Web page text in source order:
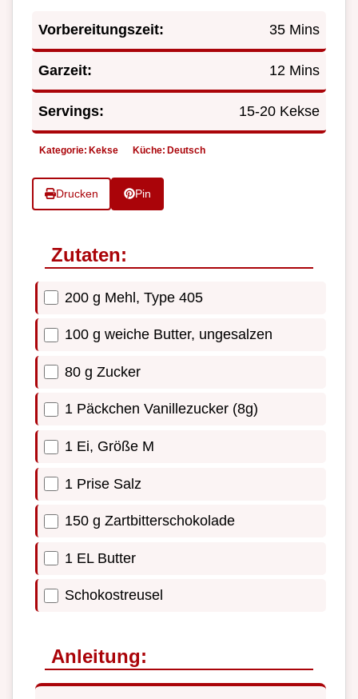
Vorbereitungszeit: 35 Mins
Garzeit: 12 Mins
Servings: 15-20 Kekse
Kategorie: Kekse Küche: Deutsch
Drucken Pin
Zutaten:
200 g Mehl, Type 405
100 g weiche Butter, ungesalzen
80 g Zucker
1 Päckchen Vanillezucker (8g)
1 Ei, Größe M
1 Prise Salz
150 g Zartbitterschokolade
1 EL Butter
Schokostreusel
Anleitung: